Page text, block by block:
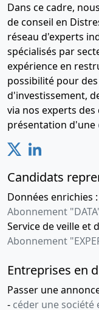
Dans ce cadre,
de conseil en
réseau d'experts
spécialisés par
expérience en
possibilité pour
d'investissement,
via nos experts
présentation d'une
Candidats
Données enrichies :
Abonnement
Service de veille et
Abonnement
Entreprises en
Passer une
- céder une société